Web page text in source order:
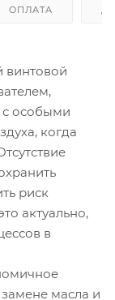
ОПЛАТА
винтовой
с особыми
когда
риск
актуально,
в
масла и